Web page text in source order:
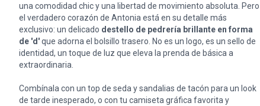
una comodidad chic y una libertad de movimiento absoluta. Pero
el verdadero corazón de Antonia está en su detalle más
exclusivo: un delicado destello de pedrería brillante en forma
de 'd'que adorna el bolsillo trasero. No es un logo, es un sello de
identidad, un toque de luz que eleva la prenda de básica a
extraordinaria.
Combínala con un top de seda y sandalias de tacón para un look
de tarde inesperado, o con tu camiseta gráfica favorita y